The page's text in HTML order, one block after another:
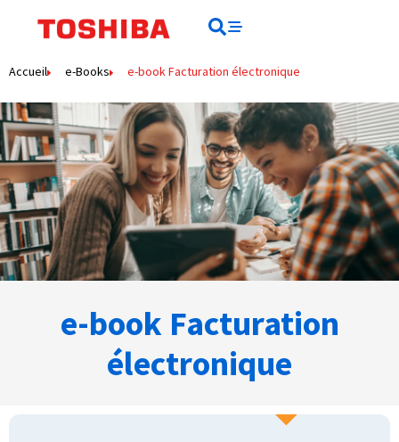
principal
Accueil e-Books e-book Facturation électronique
e-book Facturation
électronique